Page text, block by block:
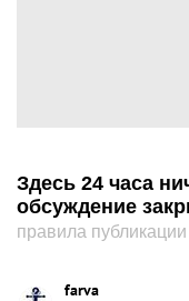
Здесь 24 часа
обсуждение
правила
farva